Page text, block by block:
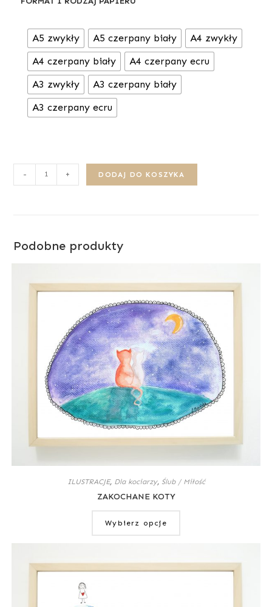
A5 zwykły A5 czerpany biały
A4 zwykły
A4 czerpany biały
A4 czerpany ecru
A3 zwykły
A3 czerpany biały
A3 czerpany ecru
- + DODAJ DO KOSZYKA
Podobne produkty
ILUSTRACJE, Dla kociarzy, Ślub / Miłość
ZAKOCHANE KOTY
Wybierz opcje